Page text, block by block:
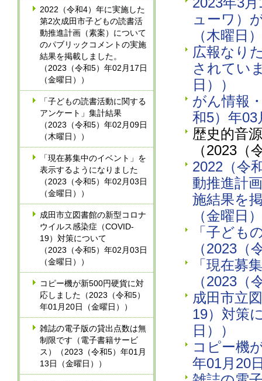
2022（令和4）年に実施した
第2次成田市子どもの読書活
動推進計画（素案）について
のパブリックコメントの実施
結果を掲載しました。
（2023（令和5）年02月17日
（金曜日））
「子どもの読書活動に関する
アンケート」集計結果
（2023（令和5）年02月09日
（木曜日））
「現在募集中のイベント」を
表示するようになりました
（2023（令和5）年02月03日
（金曜日））
成田市立図書館の新型コロナ
ウイルス感染症（COVID-
19）対策について
（2023（令和5）年02月03日
（金曜日））
コピー機が新500円硬貨に対
応しました（2023（令和5）
年01月20日（金曜日））
雑誌の電子版の貸出点数は無
制限です（電子書籍サービ
ス）（2023（令和5）年01月
13日（金曜日））
ューワ）
（木曜日
広報なり
されてい
日））
がん情報
和5）年03
歴史的音
（2023（
2022（令
動推進計
施結果を
（金曜日
「子ども
（2023（
「現在募
（2023（
成田市立
19）対策
日））
コピー機
年01月20